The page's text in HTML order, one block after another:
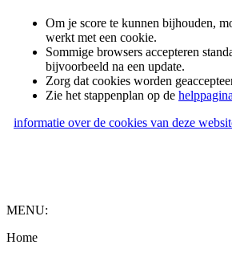
Om je score te kunnen bijhouden,
werkt met een cookie.
Sommige browsers accepteren
bijvoorbeeld na een update.
Zorg dat cookies worden
Zie het stappenplan op de helppagina
informatie over de cookies van deze
MENU:
Home